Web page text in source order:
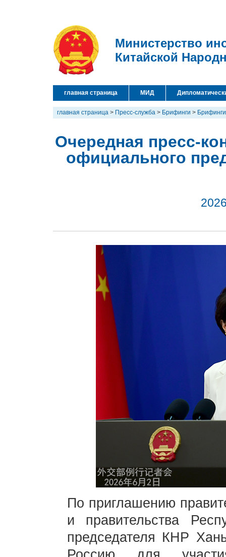
Министерство
Китайской
главная страница МИД
главная страница > Пресс-служба > Брифинги > Брифинги
Очередная пресс-
официального
По приглашению
и правительства
председателя КНР